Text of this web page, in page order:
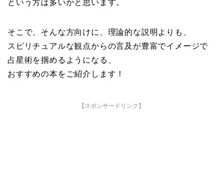
という方は多いかと思います。
そこで、そんな方向けに、理論的な説明よりも、
スピリチュアルな観点からの言及が豊富でイメージで
占星術を掴めるようになる、
おすすめの本をご紹介します！
【スポンサードリンク】